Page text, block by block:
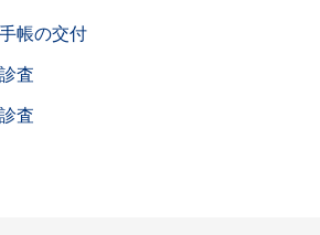
帳の交付
査
査